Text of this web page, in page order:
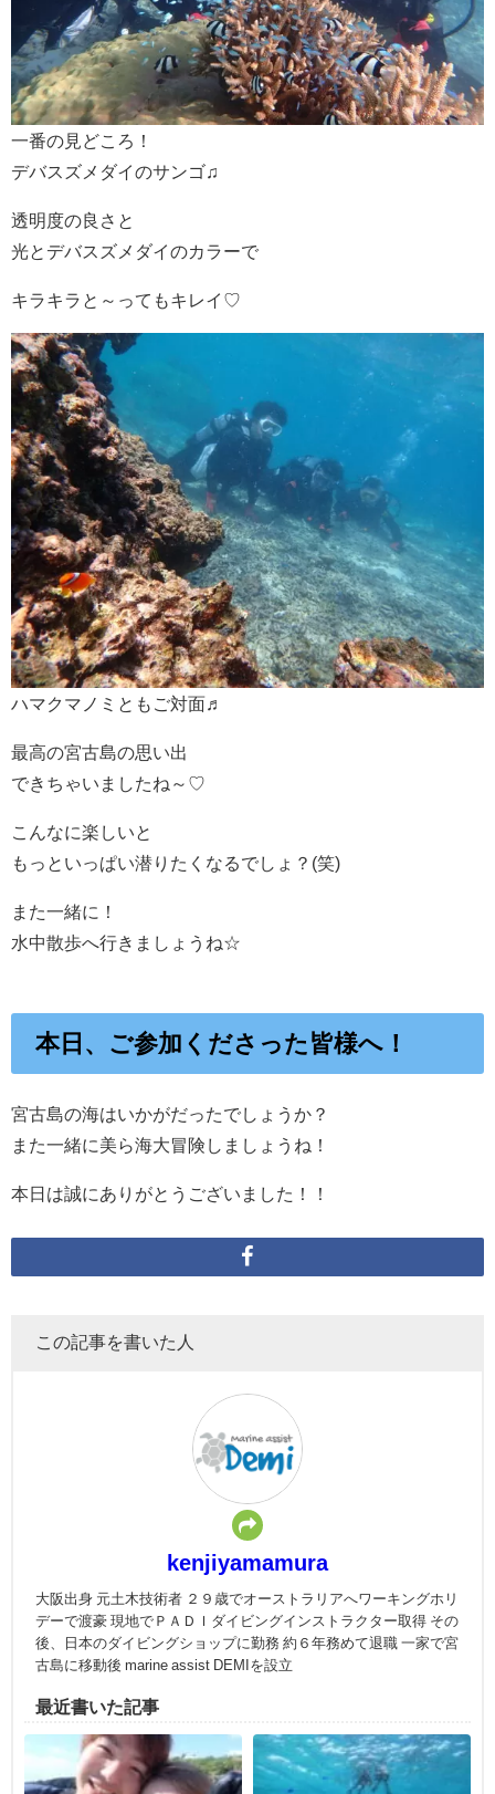
一番の見どころ！
デバスズメダイのサンゴ♫
透明度の良さと
光とデバスズメダイのカラーで
キラキラと～ってもキレイ♡
ハマクマノミともご対面♬
最高の宮古島の思い出
できちゃいましたね～♡
こんなに楽しいと
もっといっぱい潜りたくなるでしょ？(笑)
また一緒に！
水中散歩へ行きましょうね☆
本日、ご参加くださった皆様へ！
宮古島の海はいかがだったでしょうか？
また一緒に美ら海大冒険しましょうね！
本日は誠にありがとうございました！！
この記事を書いた人
kenjiyamamura
大阪出身 元土木技術者 ２９歳でオーストラリアへワーキングホリ
デーで渡豪 現地でＰＡＤＩダイビングインストラクター取得 その
後、日本のダイビングショップに勤務 約６年務めて退職 一家で宮
古島に移動後 marine assist DEMIを設立
最近書いた記事